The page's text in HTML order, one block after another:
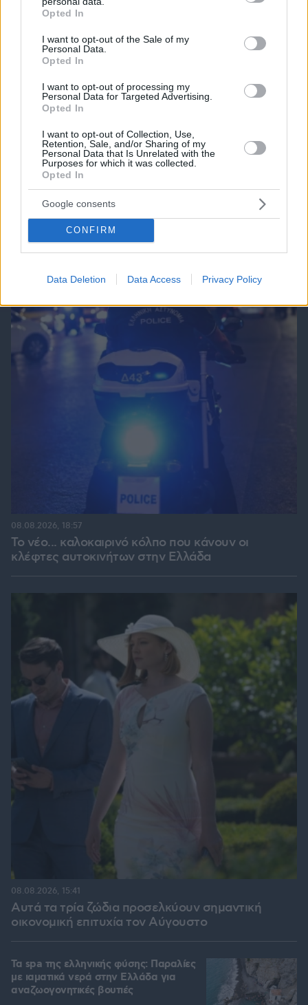
grant or deny consent to Google and its third-party tags to
use your data for below specified purposes in below Google
consent section.
Opted In
I want to opt-out of the Sale of my
Personal Data.
Opted In
I want to opt-out of processing my
Personal Data for Targeted Advertising.
Opted In
I want to opt-out of Collection, Use,
Retention, Sale, and/or Sharing of my
Personal Data that Is Unrelated with the
Purposes for which it was collected.
Opted In
Google consents
CONFIRM
Data Deletion Data Access Privacy Policy
Ανεύρυσμα: Απλό τεστ του αντίχειρα προμηνύει
τον αυξημένο κίνδυνο – Γίνεται σε 1 λεπτό
08.08.2026, 16:24
Το νέο... καλοκαιρινό κόλπο που κάνουν οι
κλέφτες αυτοκινήτων στην Ελλάδα
08.08.2026, 18:57
Αυτά τα τρία ζώδια προσελκύουν σημαντική
οικονομική επιτυχία τον Αύγουστο
08.08.2026, 15:41
Τα spa της ελληνικής φύσης: Παραλίες
με ιαματικά νερά στην Ελλάδα για
αναζωογονητικές βουτιές